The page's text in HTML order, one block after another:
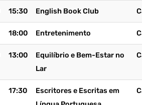
15:30 English Book Club
18:00 Entretenimento
13:00
Equilíbrio e Bem-Estar no
Lar
17:30
Escritores e Escritas em